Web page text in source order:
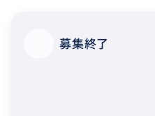
募集終了